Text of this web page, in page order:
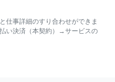
仕事詳細のすり合わせができま
い決済（本契約）→サービスの